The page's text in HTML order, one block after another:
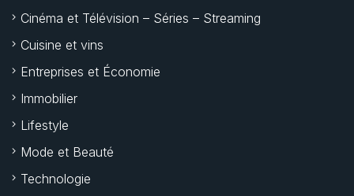
Cinéma et Télévision – Séries – Streaming
Cuisine et vins
Entreprises et Économie
Immobilier
Lifestyle
Mode et Beauté
Technologie